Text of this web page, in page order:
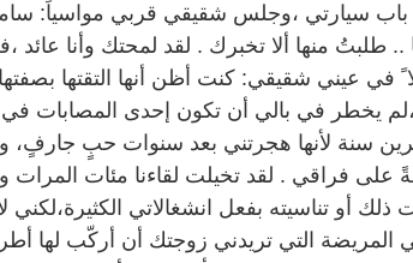
باب سيارتي ،وجلس شقيقي قربي مواسياً:
.. طلبتُ منها ألا تخبرك . لقد لمحتك وأنا عائد
في عيني شقيقي: كنت أظن أنها التقتها
،لم يخطر في بالي أن تكون إحدى المصابات
سنة لأنها هجرتني بعد سنوات حبٍ جارفٍ،
على فراقي . لقد تخيلت لقاءنا مئات
أو تناسيته بفعل انشغالاتي الكثيرة،لكني
التي تريدني زوجتك أن أركّب لها